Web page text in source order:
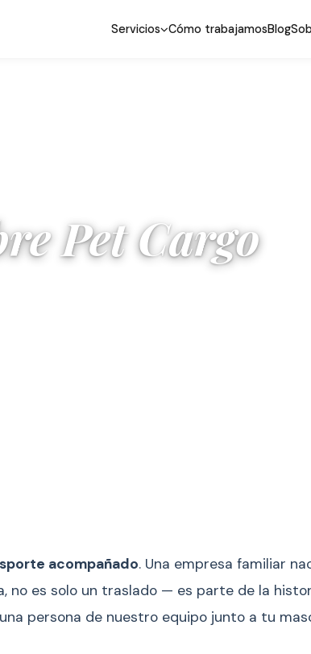
Servicios Cómo trabajamosBlog
Pet Cargo
acompañado. Una empresa familiar
no es solo un traslado — es parte de la
persona de nuestro equipo junto a tu